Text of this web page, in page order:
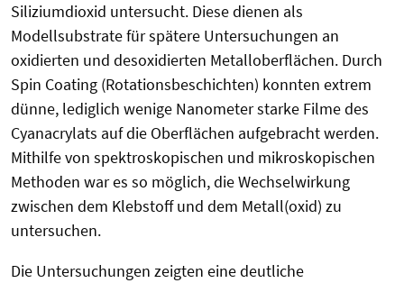
Siliziumdioxid untersucht. Diese dienen als
Modellsubstrate für spätere Untersuchungen an
oxidierten und desoxidierten Metalloberflächen. Durch
Spin Coating (Rotationsbeschichten) konnten extrem
dünne, lediglich wenige Nanometer starke Filme des
Cyanacrylats auf die Oberflächen aufgebracht werden.
Mithilfe von spektroskopischen und mikroskopischen
Methoden war es so möglich, die Wechselwirkung
zwischen dem Klebstoff und dem Metall(oxid) zu
untersuchen.
Die Untersuchungen zeigten eine deutliche